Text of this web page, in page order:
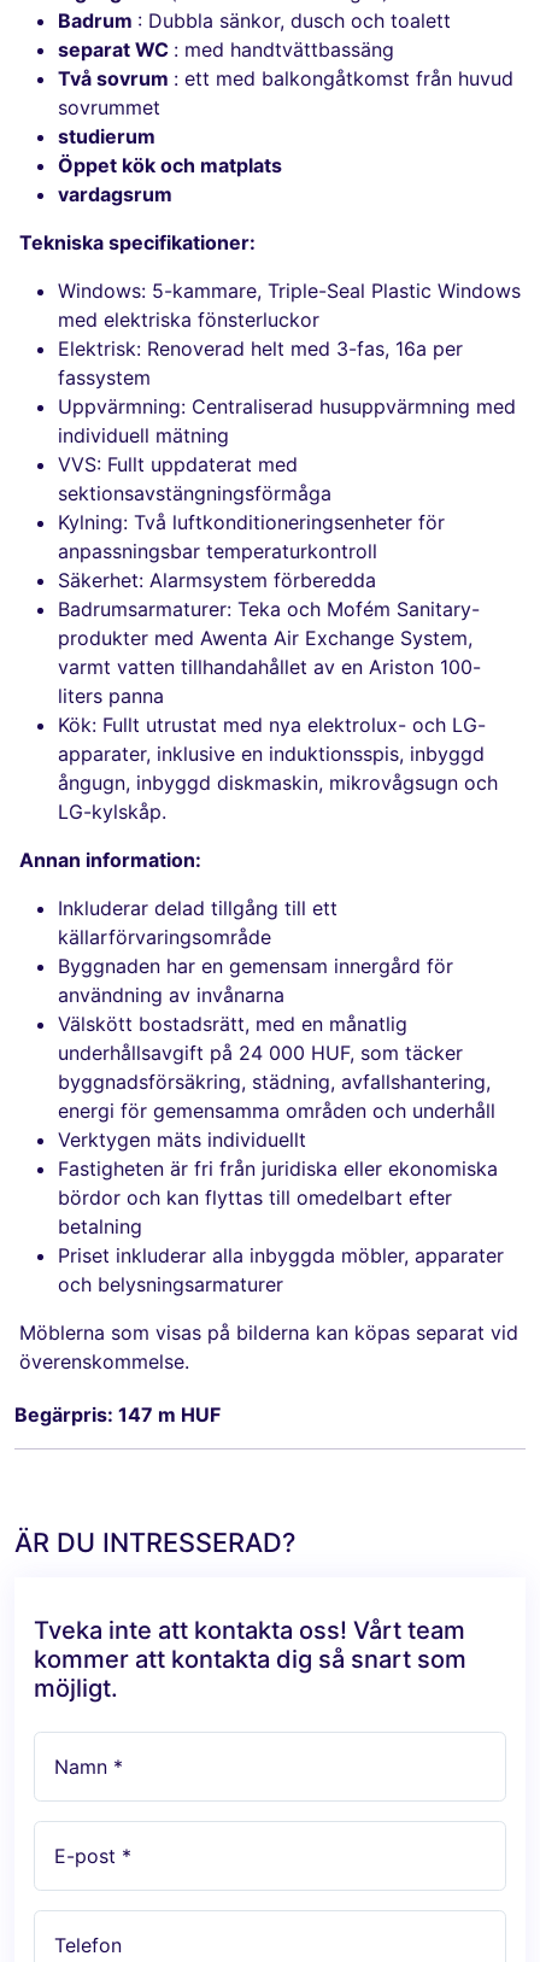
Badrum : Dubbla sänkor, dusch och toalett
separat WC : med handtvättbassäng
Två sovrum : ett med balkongåtkomst från huvud
sovrummet
studierum
Öppet kök och matplats
vardagsrum
Tekniska specifikationer:
Windows: 5-kammare, Triple-Seal Plastic Windows
med elektriska fönsterluckor
Elektrisk: Renoverad helt med 3-fas, 16a per
fassystem
Uppvärmning: Centraliserad husuppvärmning med
individuell mätning
VVS: Fullt uppdaterat med
sektionsavstängningsförmåga
Kylning: Två luftkonditioneringsenheter för
anpassningsbar temperaturkontroll
Säkerhet: Alarmsystem förberedda
Badrumsarmaturer: Teka och Mofém Sanitary-
produkter med Awenta Air Exchange System,
varmt vatten tillhandahållet av en Ariston 100-
liters panna
Kök: Fullt utrustat med nya elektrolux- och LG-
apparater, inklusive en induktionsspis, inbyggd
ångugn, inbyggd diskmaskin, mikrovågsugn och
LG-kylskåp.
Annan information:
Inkluderar delad tillgång till ett
källarförvaringsområde
Byggnaden har en gemensam innergård för
användning av invånarna
Välskött bostadsrätt, med en månatlig
underhållsavgift på 24 000 HUF, som täcker
byggnadsförsäkring, städning, avfallshantering,
energi för gemensamma områden och underhåll
Verktygen mäts individuellt
Fastigheten är fri från juridiska eller ekonomiska
bördor och kan flyttas till omedelbart efter
betalning
Priset inkluderar alla inbyggda möbler, apparater
och belysningsarmaturer
Möblerna som visas på bilderna kan köpas separat vid
överenskommelse.
Begärpris: 147 m HUF
ÄR DU INTRESSERAD?
Tveka inte att kontakta oss! Vårt team
kommer att kontakta dig så snart som
möjligt.
Namn *
E-post *
Telefon